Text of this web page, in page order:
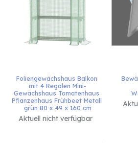
Foliengewächshaus Balkon
mit 4 Regalen Mini-
Gewächshaus Tomatenhaus
Pflanzenhaus Frühbeet Metall
grün 80 x 49 x 160 cm
Aktuell nicht verfügbar